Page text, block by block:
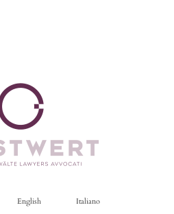
English Italiano